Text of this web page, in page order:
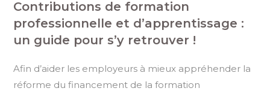
Contributions de formation
professionnelle et d’apprentissage :
un guide pour s’y retrouver !
Afin d’aider les employeurs à mieux appréhender la
réforme du financement de la formation